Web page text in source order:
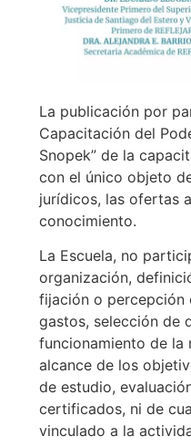
La publicación por
Capacitación del
Snopek” de la
con el único objeto
jurídicos, las ofertas
conocimiento.
La Escuela, no
organización,
fijación o percepción
gastos, selección de
funcionamiento de la
alcance de los
de estudio,
certificados, ni de
vinculado a la